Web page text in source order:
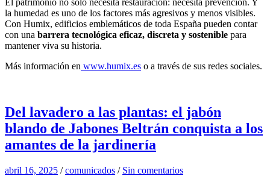
El patrimonio no solo necesita restauración: necesita prevención. Y
la humedad es uno de los factores más agresivos y menos visibles.
Con Humix, edificios emblemáticos de toda España pueden contar
con una barrera tecnológica eficaz, discreta y sostenible para
mantener viva su historia.
Más información en www.humix.es o a través de sus redes sociales.
Del lavadero a las plantas: el jabón
blando de Jabones Beltrán conquista a los
amantes de la jardinería
abril 16, 2025 /comunicados / Sin comentarios